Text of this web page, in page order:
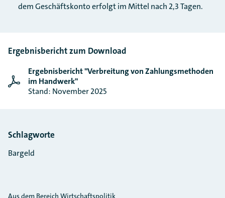
dem Geschäftskonto erfolgt im Mittel nach 2,3 Tagen.
Ergebnisbericht zum Download
Ergebnisbericht "Verbreitung von Zahlungsmethoden
im Handwerk"
Stand: November 2025
Schlagworte
Bargeld
Aus dem Bereich Wirtschaftspolitik